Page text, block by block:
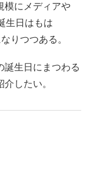
模にメディアや
生日はもは
りつつある。
誕生日にまつわる
したい。